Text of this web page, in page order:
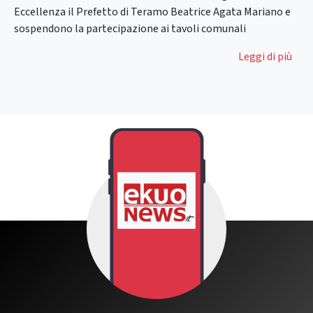
Eccellenza il Prefetto di Teramo Beatrice Agata Mariano e
sospendono la partecipazione ai tavoli comunali
Leggi di più